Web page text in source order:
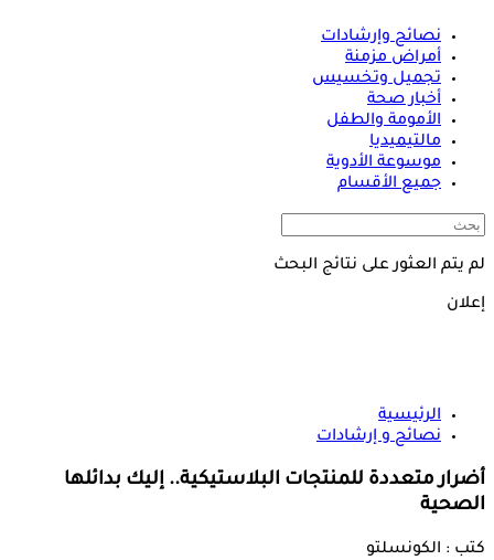
نصائح وإرشادات
أمراض مزمنة
تجميل وتخسيس
أخبار صحة
الأمومة والطفل
مالتيميديا
موسوعة الأدوية
جميع الأقسام
لم يتم العثور على نتائج البحث
إعلان
الرئيسية
نصائح و إرشادات
أضرار متعددة للمنتجات البلاستيكية.. إليك بدائلها
الصحية
كتب : الكونسلتو